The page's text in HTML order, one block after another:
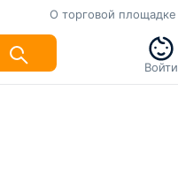
О торговой площадке
Войти